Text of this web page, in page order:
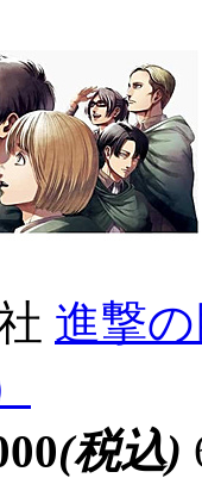
進撃
(税込)